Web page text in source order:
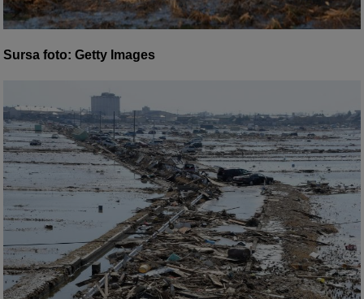
Sursa foto: Getty Images